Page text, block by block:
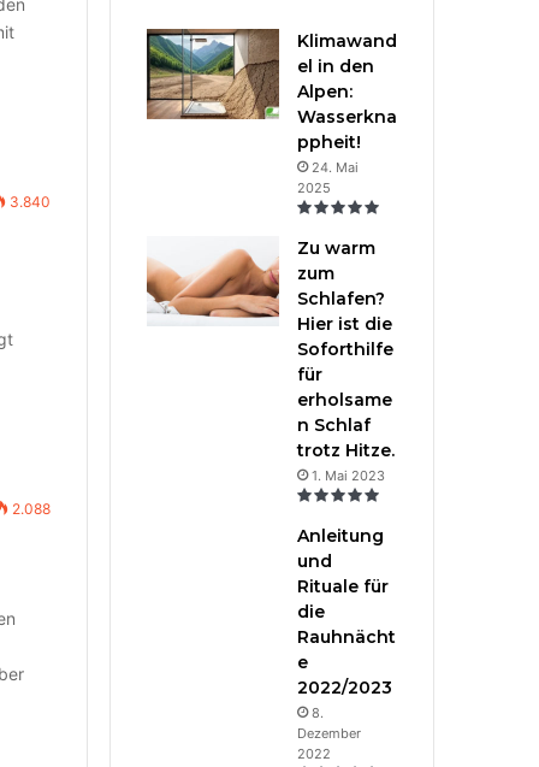
3.840
2.088
Klimawand
el in den
Alpen:
Wasserkna
ppheit!
24. Mai
2025
Zu warm
zum
Schlafen?
Hier ist die
Soforthilfe
für
erholsame
n Schlaf
trotz Hitze.
1. Mai 2023
Anleitung
und
Rituale für
die
Rauhnächt
e
2022/2023
8.
Dezember
2022